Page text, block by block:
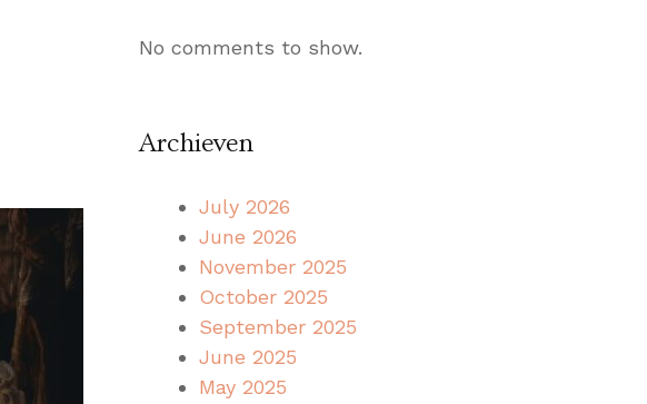
No comments to show.
Archieven
July 2026
June 2026
November 2025
October 2025
September 2025
June 2025
May 2025